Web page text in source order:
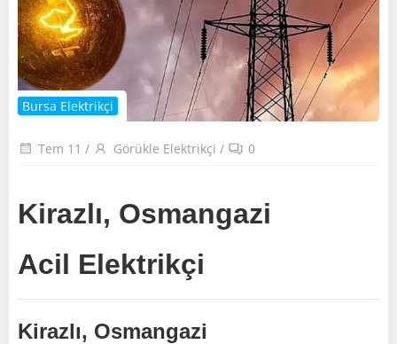
Bursa Elektrikçi
Tem 11 / Görükle Elektrikçi / 0
Kirazlı, Osmangazi
Acil Elektrikçi
Kirazlı, Osmangazi